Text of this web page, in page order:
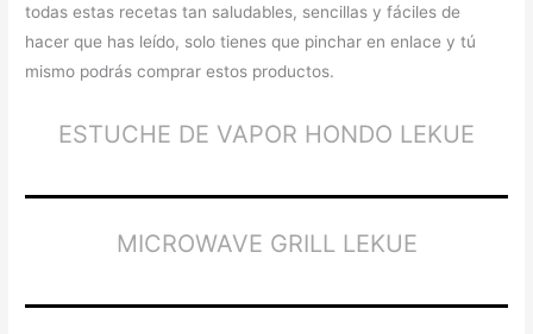
todas estas recetas tan saludables, sencillas y fáciles de
hacer que has leído, solo tienes que pinchar en enlace y tú
mismo podrás comprar estos productos.
ESTUCHE DE VAPOR HONDO LEKUE
MICROWAVE GRILL LEKUE